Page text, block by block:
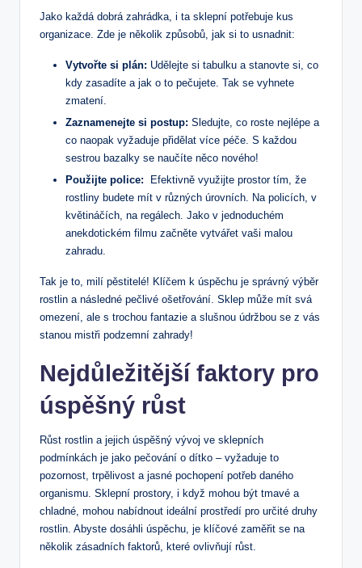
Jako každá dobrá zahrádka, i ta sklepní potřebuje kus
organizace. Zde je několik způsobů, jak si to ⁣usnadnit:
Vytvořte si plán: Udělejte si tabulku a stanovte si, co
kdy zasadíte ​a jak ​o to pečujete. Tak se vyhnete
zmatení.
Zaznamenejte si postup: Sledujte, co ‌roste nejlépe a
co ‌naopak vyžaduje přidělat více péče. S každou
sestrou bazalky se naučíte něco nového!
Použijte police: ⁣ Efektivně využijte prostor ​tím, že⁣
rostliny budete mít v různých úrovních. Na policích, v
květináčích, na regálech. Jako v jednoduchém‌
anekdotickém filmu začněte vytvářet vaši malou
zahradu.
Tak je ​to, ‍milí pěstitelé! Klíčem k úspěchu⁤ je správný výběr
rostlin a následné ⁣pečlivé ošetřování. Sklep ⁣může ⁤mít ⁣svá
omezení,​ ale s trochou fantazie a slušnou údržbou⁤ se z vás
stanou mistři podzemní zahrady!
Nejdůležitější faktory pro
úspěšný růst
Růst rostlin a jejich úspěšný vývoj ve sklepních
podmínkách je jako pečování o dítko – vyžaduje to
pozornost, trpělivost​ a‌ jasné pochopení potřeb daného
organismu. Sklepní prostory, i když mohou být tmavé a
‍chladné, ‌mohou nabídnout ideální prostředí pro určité druhy
rostlin. Abyste dosáhli⁢ úspěchu, ‌je klíčové zaměřit se na
několik zásadních faktorů, které ovlivňují růst.